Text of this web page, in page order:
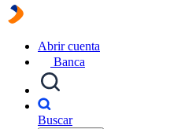
Abrir cuenta
Banca
Buscar